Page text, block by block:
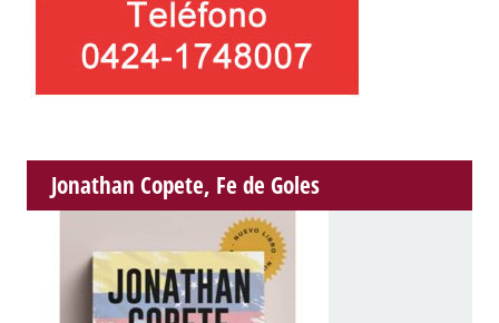
Jonathan Copete, Fe de Goles